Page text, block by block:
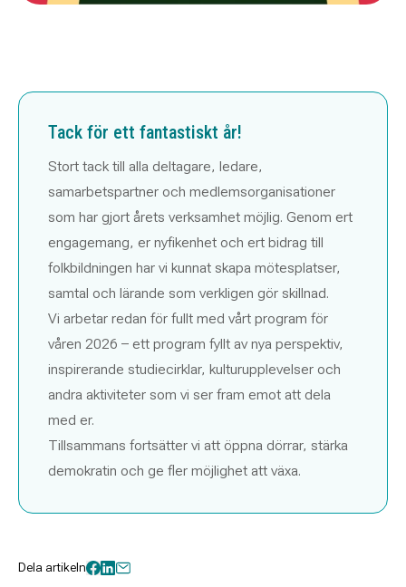
Tack för ett fantastiskt år!
Stort tack till alla deltagare, ledare,
samarbetspartner och medlemsorganisationer
som har gjort årets verksamhet möjlig. Genom ert
engagemang, er nyfikenhet och ert bidrag till
folkbildningen har vi kunnat skapa mötesplatser,
samtal och lärande som verkligen gör skillnad.
Vi arbetar redan för fullt med vårt program för
våren 2026 – ett program fyllt av nya perspektiv,
inspirerande studiecirklar, kulturupplevelser och
andra aktiviteter som vi ser fram emot att dela
med er.
Tillsammans fortsätter vi att öppna dörrar, stärka
demokratin och ge fler möjlighet att växa.
Dela artikeln